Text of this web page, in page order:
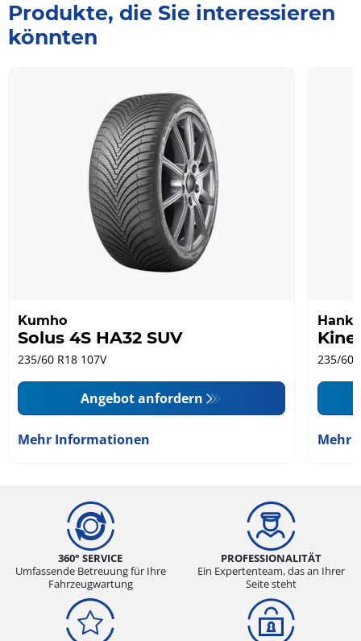
Produkte, die Sie interessieren
könnten
Kumho
Solus 4S HA32 SUV
235/60 R18 107V
Angebot anfordern
Mehr Informationen
235/60
Mehr
360° SERVICE
Umfassende Betreuung für Ihre
Fahrzeugwartung
PROFESSIONALITÄT
Ein Expertenteam, das an Ihrer
Seite steht